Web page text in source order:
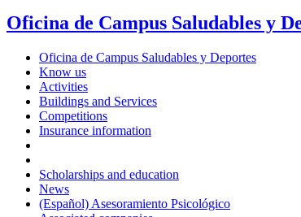
Oficina de Campus Saludables y
Oficina de Campus Saludables y Deportes
Know us
Activities
Buildings and Services
Competitions
Insurance information
Scholarships and education
News
(Español) Asesoramiento Psicológico